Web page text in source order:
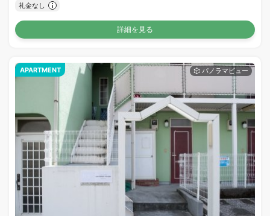
礼金なし
詳細を見る
APARTMENT